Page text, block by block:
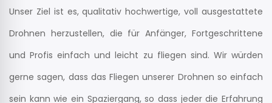
Unser Ziel ist es, qualitativ hochwertige, voll ausgestattete
Drohnen herzustellen, die für Anfänger, Fortgeschrittene
und Profis einfach und leicht zu fliegen sind. Wir würden
gerne sagen, dass das Fliegen unserer Drohnen so einfach
sein kann wie ein Spaziergang, so dass jeder die Erfahrung